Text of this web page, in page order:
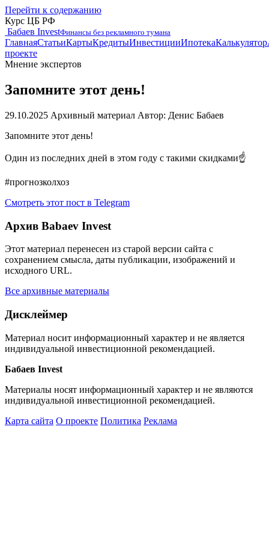
Перейти к содержанию
Курс ЦБ РФ
Бабаев InvestФинансы без рекламного тумана
ГлавнаяСтатьиКартыКредитыИнвестицииИпотекаКалькулятор
проекте
Мнение экспертов
Запомните этот день!
29.10.2025 Архивный материал Автор: Денис Бабаев
Запомните этот день!
Один из последних дней в этом году с такими скидками☝️
#прогнозколхоз
Смотреть этот пост в Telegram
Архив Babaev Invest
Этот материал перенесен из старой версии сайта с
сохранением смысла, даты публикации, изображений и
исходного URL.
Все архивные материалы
Дисклеймер
Материал носит информационный характер и не является
индивидуальной инвестиционной рекомендацией.
Бабаев Invest
Материалы носят информационный характер и не являются
индивидуальной инвестиционной рекомендацией.
Карта сайта О проекте Политика Реклама